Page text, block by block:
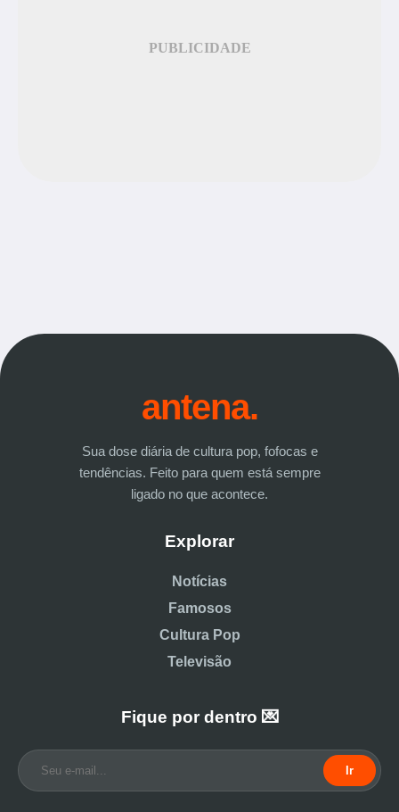
PUBLICIDADE
antena.
Sua dose diária de cultura pop, fofocas e
tendências. Feito para quem está sempre
ligado no que acontece.
Explorar
Notícias
Famosos
Cultura Pop
Televisão
Fique por dentro 💌
Ir